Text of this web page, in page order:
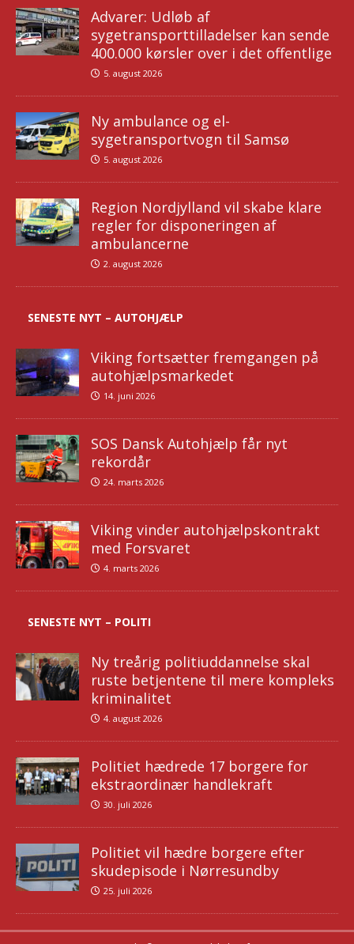
Advarer: Udløb af
sygetransporttilladelser kan sende
400.000 kørsler over i det offentlige
5. august 2026
Ny ambulance og el-
sygetransportvogn til Samsø
5. august 2026
Region Nordjylland vil skabe klare
regler for disponeringen af
ambulancerne
2. august 2026
SENESTE NYT – AUTOHJÆLP
Viking fortsætter fremgangen på
autohjælpsmarkedet
14. juni 2026
SOS Dansk Autohjælp får nyt
rekordår
24. marts 2026
Viking vinder autohjælpskontrakt
med Forsvaret
4. marts 2026
SENESTE NYT – POLITI
Ny treårig politiuddannelse skal
ruste betjentene til mere kompleks
kriminalitet
4. august 2026
Politiet hædrede 17 borgere for
ekstraordinær handlekraft
30. juli 2026
Politiet vil hædre borgere efter
skudepisode i Nørresundby
25. juli 2026